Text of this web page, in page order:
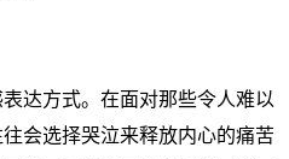
达方式。在面对那些令人难以
会选择哭泣来释放内心的痛苦